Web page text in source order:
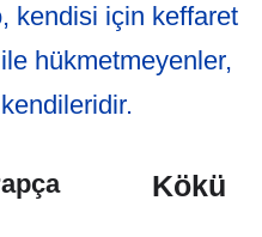
kendisi için keffaret
hükmetmeyenler,
Kökü